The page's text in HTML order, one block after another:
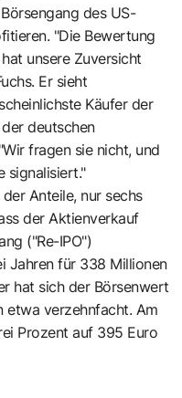
des US-
"Die Bewertung
unsere Zuversicht
Er sieht
Käufer der
deutschen
fragen sie nicht, und
signalisiert."
Anteile, nur sechs
der Aktienverkauf
("Re-IPO")
Jahren für 338 Millionen
hat sich der Börsenwert
etwa verzehnfacht. Am
Prozent auf 395 Euro